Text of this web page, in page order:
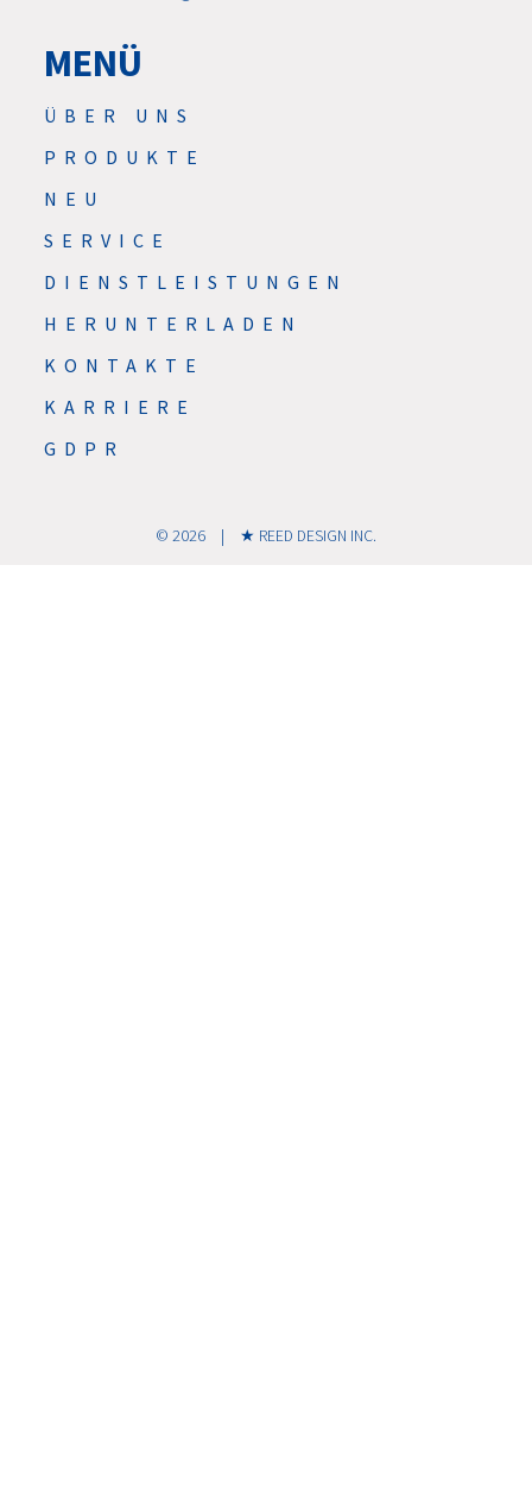
MENÜ
ÜBER UNS
PRODUKTE
NEU
SERVICE
DIENSTLEISTUNGEN
HERUNTERLADEN
KONTAKTE
KARRIERE
GDPR
© 2026 | ★ REED DESIGN INC.